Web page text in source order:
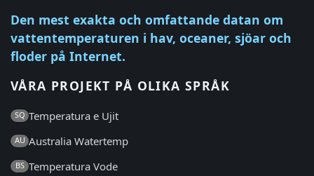
Den mest exakta och omfattande datan om
vattentemperaturen i hav, oceaner, sjöar och
floder på Internet.
VÅRA PROJEKT PÅ OLIKA SPRÅK
SQ Temperatura e Ujit
AU Australia Watertemp
BS Temperatura Vode